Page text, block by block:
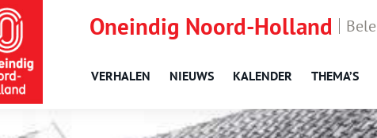
Oneindig Noord-Holland
VERHALEN NIEUWS KALENDER THEMA’S